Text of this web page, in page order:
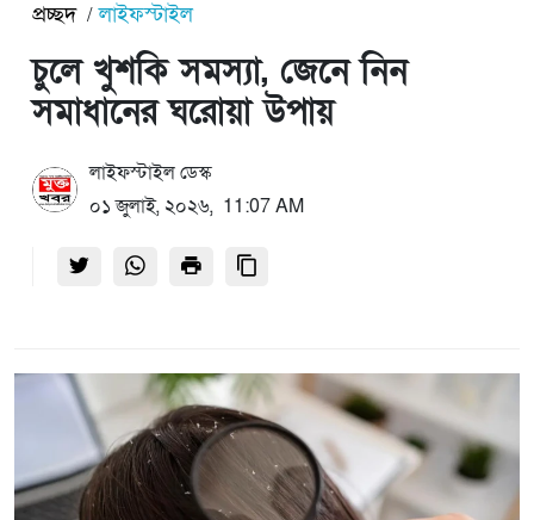
প্রচ্ছদ লাইফস্টাইল
চুলে খুশকি সমস্যা, জেনে নিন
সমাধানের ঘরোয়া উপায়
লাইফস্টাইল ডেস্ক
০১ জুলাই, ২০২৬, 11:07 AM